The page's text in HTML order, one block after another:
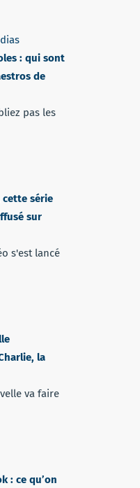
: qui sont
de
pas les
cette série
sur
s'est lancé
la
va faire
: ce qu’on